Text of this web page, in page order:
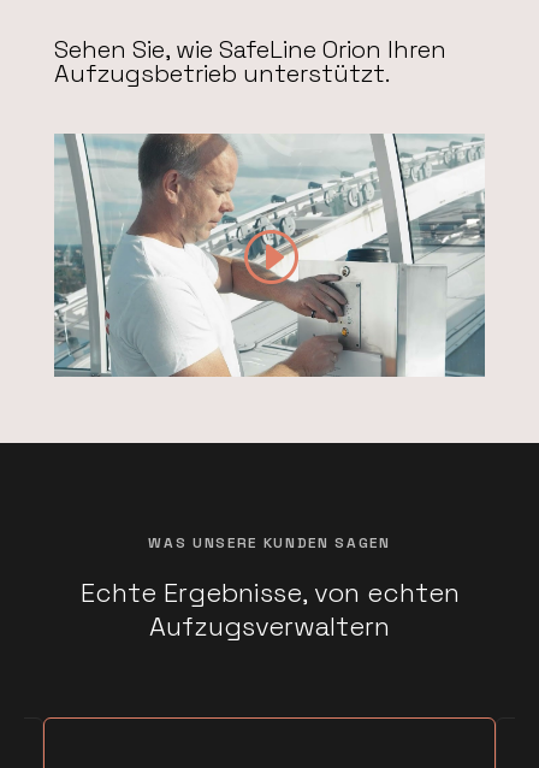
Sehen Sie, wie SafeLine Orion Ihren
Aufzugsbetrieb unterstützt.
WAS UNSERE KUNDEN SAGEN
Echte Ergebnisse, von echten
Aufzugsverwaltern